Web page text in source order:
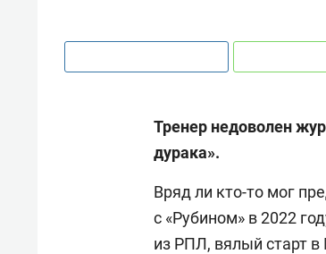
Тренер недоволен
дурака».
Вряд ли кто-то мог
с «Рубином» в 2022
из РПЛ, вялый старт в